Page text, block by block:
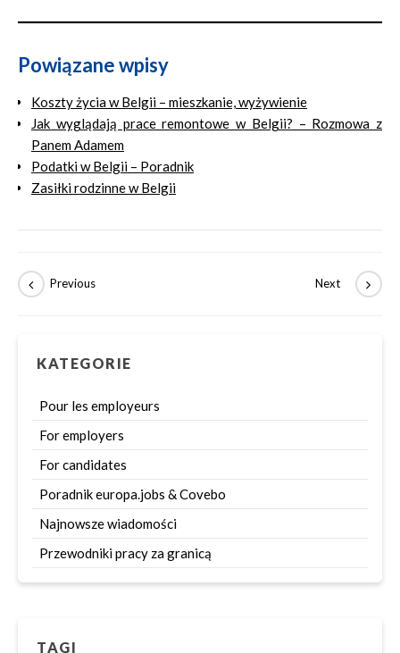
Powiązane wpisy
Koszty życia w Belgii – mieszkanie, wyżywienie
Jak wyglądają prace remontowe w Belgii? – Rozmowa z
Panem Adamem
Podatki w Belgii – Poradnik
Zasiłki rodzinne w Belgii
KATEGORIE
Pour les employeurs
For employers
For candidates
Poradnik europa.jobs & Covebo
Najnowsze wiadomości
Przewodniki pracy za granicą
TAGI